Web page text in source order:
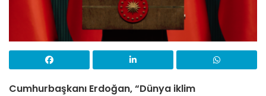
Cumhurbaşkanı Erdoğan, “Dünya iklim